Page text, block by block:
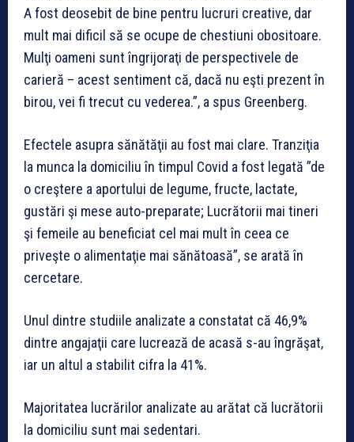
A fost deosebit de bine pentru lucruri creative, dar
mult mai dificil să se ocupe de chestiuni obositoare.
Mulţi oameni sunt îngrijoraţi de perspectivele de
carieră – acest sentiment că, dacă nu eşti prezent în
birou, vei fi trecut cu vederea.”, a spus Greenberg.
Efectele asupra sănătăţii au fost mai clare. Tranziţia
la munca la domiciliu în timpul Covid a fost legată ”de
o creştere a aportului de legume, fructe, lactate,
gustări şi mese auto-preparate; Lucrătorii mai tineri
şi femeile au beneficiat cel mai mult în ceea ce
priveşte o alimentaţie mai sănătoasă”, se arată în
cercetare.
Unul dintre studiile analizate a constatat că 46,9%
dintre angajaţii care lucrează de acasă s-au îngrăşat,
iar un altul a stabilit cifra la 41%.
Majoritatea lucrărilor analizate au arătat că lucrătorii
la domiciliu sunt mai sedentari.